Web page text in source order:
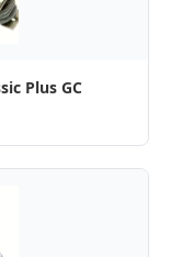
Plus GC